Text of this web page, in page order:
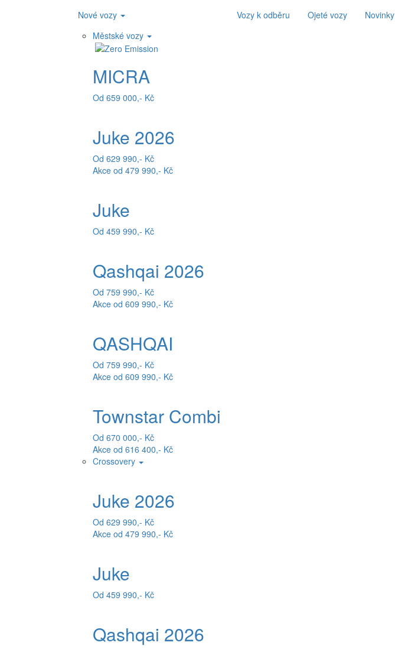
Nové vozy
Městské vozy
MICRA
Od 659 000,- Kč
Juke 2026
Od 629 990,- Kč
Akce od 479 990,- Kč
Juke
Od 459 990,- Kč
Qashqai 2026
Od 759 990,- Kč
Akce od 609 990,- Kč
QASHQAI
Od 759 990,- Kč
Akce od 609 990,- Kč
Townstar Combi
Od 670 000,- Kč
Akce od 616 400,- Kč
Crossovery
Juke 2026
Od 629 990,- Kč
Akce od 479 990,- Kč
Juke
Od 459 990,- Kč
Qashqai 2026
Vozy k odběru Ojeté vozy Novinky